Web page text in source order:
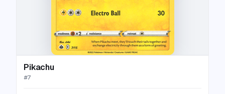
Pikachu
#7